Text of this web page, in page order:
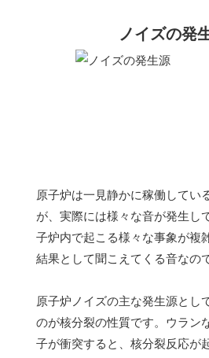
ノイズの発
原子炉は一見静かに稼働してい
が、実際には様々な音が発生し
子炉内で起こる様々な事象が複
結果として聞こえてくる音なの
原子炉ノイズの主な発生源とし
のが核分裂の性質です。ウラン
子が衝突すると、核分裂反応が